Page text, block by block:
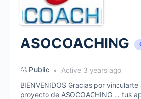
ASOCOACHING
Public
Active 3 years ago
BIENVENIDOS Gracias por vincularte
proyecto de ASOCOACHING … tus